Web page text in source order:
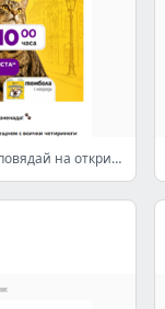
Русе, каним те на гости! Заповядай на откриването на Petmall